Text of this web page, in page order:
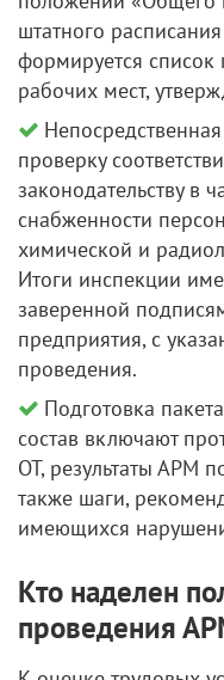
штатного
формируется
рабочих мест,
проверку
законодательству в
снабженности
химической и
Итоги инспекции
заверенной
предприятия, с
проведения.
Подготовка
состав включают
ОТ, результаты АРМ
также шаги,
имеющихся
Кто наделен
проведения